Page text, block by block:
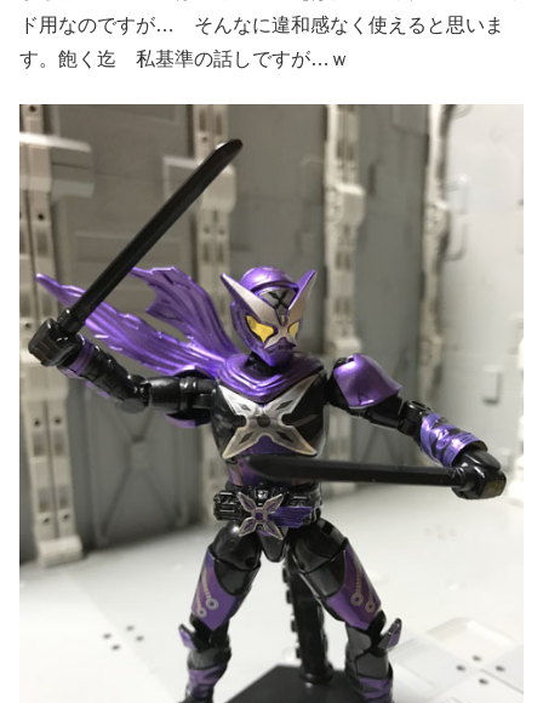
ド用なのですが… そんなに違和感なく使えると思いま
す。飽く迄 私基準の話しですが…ｗ